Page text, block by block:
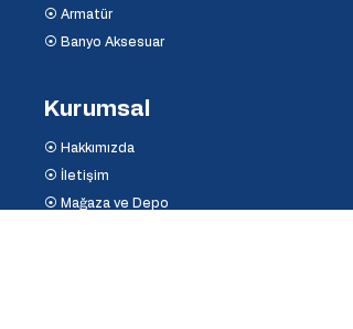
⦿ Armatür
⦿ Banyo Aksesuar
Kurumsal
⦿ Hakkımızda
⦿ İletişim
⦿ Mağaza ve Depo